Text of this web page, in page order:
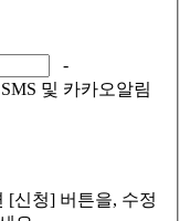
-
SMS 및 카카오알림
[신청] 버튼을, 수정